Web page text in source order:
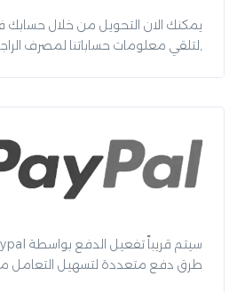
,لتلقي معلومات حساباتنا لمصرف
طرق دفع متعددة لتسهيل التعامل